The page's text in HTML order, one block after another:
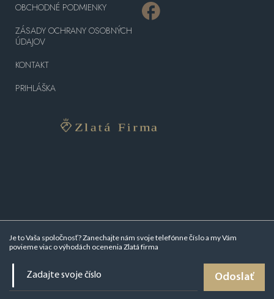
Je to Vaša spoločnosť? Zanechajte nám svoje telefónne číslo a my Vám
povieme viac ovýhodách ocenenia Zlatá firma
Odoslať
OBCHODNÉ PODMIENKY
ZÁSADY OCHRANY OSOBNÝCH
ÚDAJOV
KONTAKT
PRIHLÁŠKA